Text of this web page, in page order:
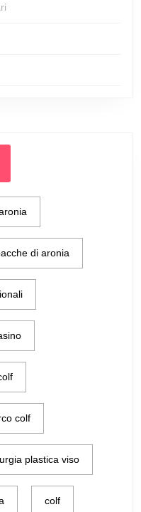
di aronia
colf
plastica viso
colf